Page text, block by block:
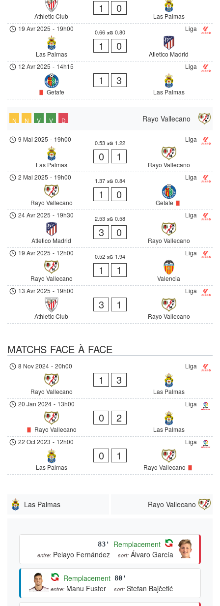
Athletic Club
1 0
Las Palmas
Liga
19 Avr 2025 - 19h00
Las Palmas
0.66 xG 0.80
1 0
Atletico Madrid
Liga
12 Avr 2025 - 14h15
Getafe
1 3
Las Palmas
Rayo Vallecano
N N V V D
Liga
9 Mai 2025 - 19h00
Las Palmas
0.53 xG 1.22
0 1
Rayo Vallecano
Liga
2 Mai 2025 - 19h00
Rayo Vallecano
1.37 xG 0.84
1 0
Getafe
Liga
24 Avr 2025 - 19h30
Atletico Madrid
2.53 xG 0.58
3 0
Rayo Vallecano
Liga
19 Avr 2025 - 12h00
Rayo Vallecano
0.52 xG 1.94
1 1
Valencia
Liga
13 Avr 2025 - 19h00
Athletic Club
3 1
Rayo Vallecano
MATCHS FACE À FACE
Liga
8 Nov 2024 - 20h00
Rayo Vallecano
1 3
Las Palmas
Liga
20 Jan 2024 - 13h00
Rayo Vallecano
0 2
Las Palmas
Liga
22 Oct 2023 - 12h00
Las Palmas
0 1
Rayo Vallecano
Las Palmas Rayo Vallecano
83' Remplacement
entre: Pelayo Fernández sort: Álvaro García
Remplacement 80'
entre: Manu Fuster sort: Stefan Bajčetić